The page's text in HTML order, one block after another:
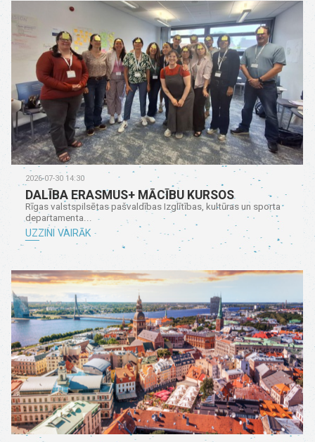
2026-07-30 14:30
DALĪBA ERASMUS+ MĀCĪBU KURSOS
Rīgas valstspilsētas pašvaldības Izglītības, kultūras un sporta
departamenta...
UZZINI VAIRĀK